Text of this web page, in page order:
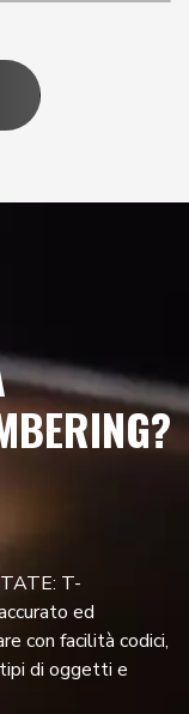
T-
ed
con facilità codici,
di oggetti e